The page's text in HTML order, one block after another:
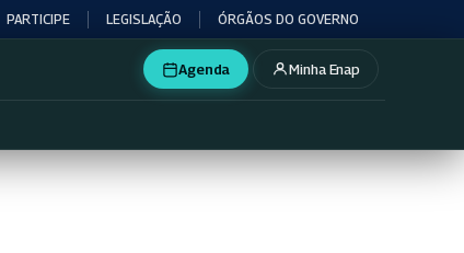
PARTICIPE LEGISLAÇÃO ÓRGÃOS DO GOVERNO
Agenda Minha Enap